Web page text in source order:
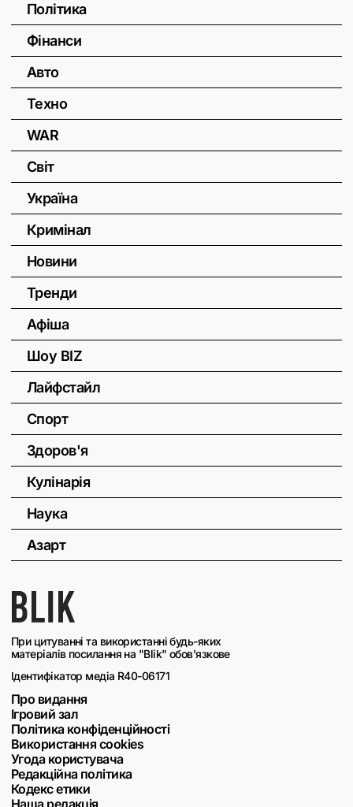
При цитуванні та використанні будь-яких
матеріалів посилання на "Blik" обов'язкове
Ідентифікатор медіа R40-06171
Про видання
Ігровий зал
Політика конфіденційності
Використання cookies
Угода користувача
Редакційна політика
Кодекс етики
Наша редакція
Політика
Фінанси
Авто
Техно
WAR
Світ
Україна
Кримінал
Новини
Тренди
Афіша
Шоу BIZ
Лайфстайл
Спорт
Здоров'я
Кулінарія
Наука
Азарт